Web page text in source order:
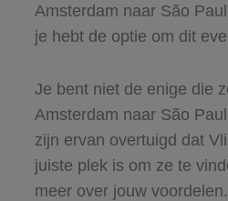
Amsterdam naar São
je hebt de optie om dit
Je bent niet de enige die
Amsterdam naar São
zijn ervan overtuigd dat
juiste plek is om ze te
meer over jouw voordelen.